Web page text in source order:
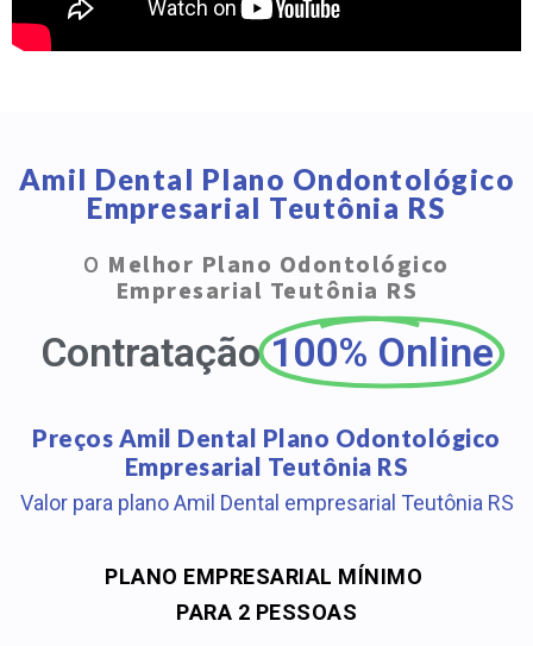
Amil Dental Plano Ondontológico
Empresarial Teutônia RS
O Melhor Plano Odontológico
Empresarial Teutônia RS
Contratação 100% Online
Preços Amil Dental Plano Odontológico
Empresarial Teutônia RS
Valor para plano Amil Dental empresarial Teutônia RS
PLANO EMPRESARIAL MÍNIMO
PARA 2 PESSOAS